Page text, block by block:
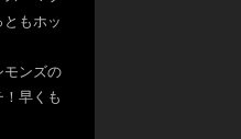
もホッ
モンズの
早くも